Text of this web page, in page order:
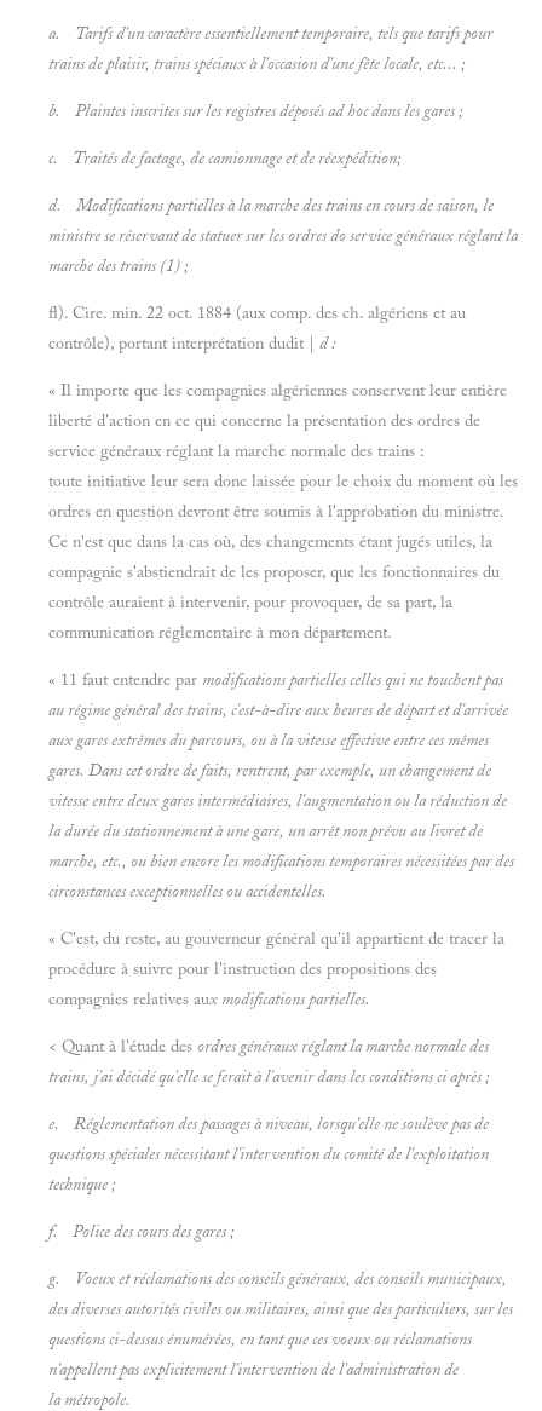
a. Tarifs d'un caractère essentiellement temporaire, tels que tarifs pour
trains de plaisir, trains spéciaux à l'occasion d'une fête locale, etc... ;
b. Plaintes inscrites sur les registres déposésad hoc dans les gares ;
c. Traités de factage, de camionnage et de réexpédition;
d. Modifications partielles à la marche des trains en cours de saison, le
ministre se réservant de statuer sur les ordres do service généraux réglant la
marche des trains (1) ;
fl). Cire. min. 22 oct. 1884 (aux comp. des ch. algériens et au
contrôle), portant interprétation dudit | d :
« Il importe que les compagnies algériennes conservent leur entière
liberté d'action en ce qui concerne la présentation des ordres de
service généraux réglant la marche normale des trains :
toute initiative leur sera donc laissée pour le choix du moment où les
ordres en question devront être soumis à l'approbation du ministre.
Ce n'est que dans la cas où, des changements étant jugés utiles, la
compagnie s'abstiendrait de les proposer, que les fonctionnaires du
contrôle auraient à intervenir, pour provoquer, de sa part, la
communication réglementaire à mon département.
« 11 faut entendre par modifications partielles celles qui ne touchent pas
au régime général des trains, c'est-à-dire aux heures de départ et d'arrivée
aux gares extrêmes du parcours, ou à la vitesse effective entre ces mêmes
gares. Dans cet ordre de faits, rentrent, par exemple, un changement de
vitesse entre deux gares intermédiaires, l'augmentation ou la réduction de
la durée du stationnement à une gare, un arrêt non prévu au livret de
marche, etc., ou bien encore les modificationstemporaires nécessitées par des
circonstances exceptionnelles ou accidentelles.
« C'est, du reste, au gouverneur général qu'il appartient de tracer la
procédure à suivre pour l'instruction des propositions des
compagnies relatives aux modifications partielles.
< Quant à l'étude des ordres généraux réglant la marche normale des
trains, j'ai décidé qu'elle se ferait à l'avenir dans les conditions ci après ;
e. Réglementation des passages à niveau, lorsqu'elle ne soulève pas de
questions spéciales nécessitant l'intervention du comité de l'exploitation
technique ;
f. Police des cours des gares ;
g. Voeux et réclamations des conseils généraux, des conseils municipaux,
des diverses autorités civiles ou militaires, ainsi que des particuliers, sur les
questions ci-dessus énumérées, en tant que ces voeux ou réclamations
n'appellent pas explicitement l'intervention de l'administration de
la métropole.